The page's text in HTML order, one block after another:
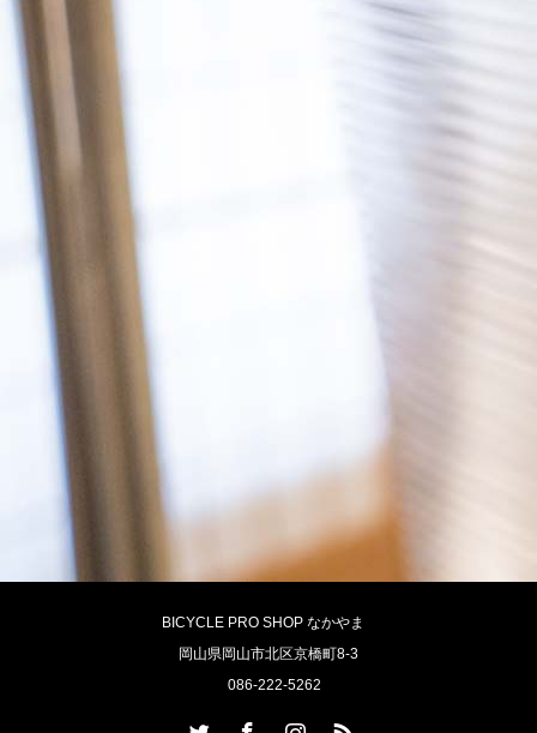
BICYCLE PRO SHOP なかやま
岡山県岡山市北区京橋町8-3
086-222-5262